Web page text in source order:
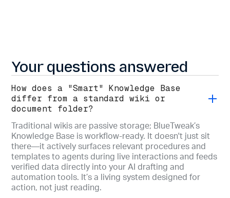
Your questions answered
How does a "Smart" Knowledge Base
differ from a standard wiki or
document folder?
Traditional wikis are passive storage; BlueTweak’s
Knowledge Base is workflow-ready. It doesn't just sit
there—it actively surfaces relevant procedures and
templates to agents during live interactions and feeds
verified data directly into your AI drafting and
automation tools. It’s a living system designed for
action, not just reading.